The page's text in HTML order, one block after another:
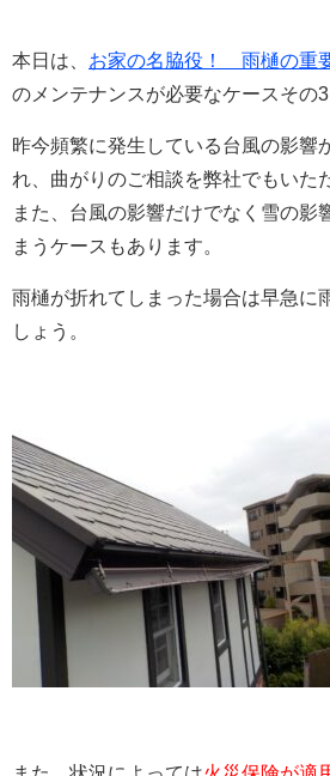
本日は、 お家の名脇役！ 雨樋の重
のメンテナンスが必要なケースその3
昨今頻繁に発生している台風の影響
れ、曲がりのご相談を弊社でもいた
また、台風の影響だけでなく雪の影
まうケースもあります。
雨樋が折れてしまった場合は早急に
しょう。